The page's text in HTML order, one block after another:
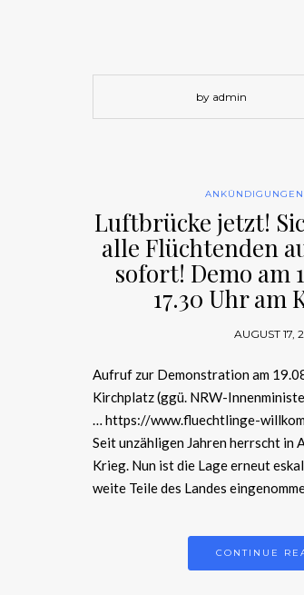
by admin
ANKÜNDIGUNGEN
Luftbrücke jetzt!
alle Flüchtenden
sofort! Demo am
17.30 Uhr am
AUGUST 17,
Aufruf zur Demonstration am
Kirchplatz (ggü. NRW-
… https://www.fluechtlinge-
Seit unzähligen Jahren herrscht in
Krieg. Nun ist die Lage erneut
weite Teile des Landes
CONTINUE